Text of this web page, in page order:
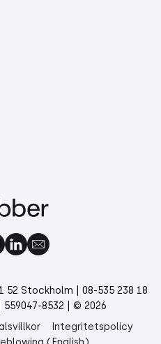
52 Stockholm | 08-535 238 18
559047-8532 | © 2026
Integritetspolicy